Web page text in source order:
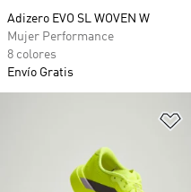
Adizero EVO SL WOVEN W
Mujer Performance
8 colores
Envío Gratis